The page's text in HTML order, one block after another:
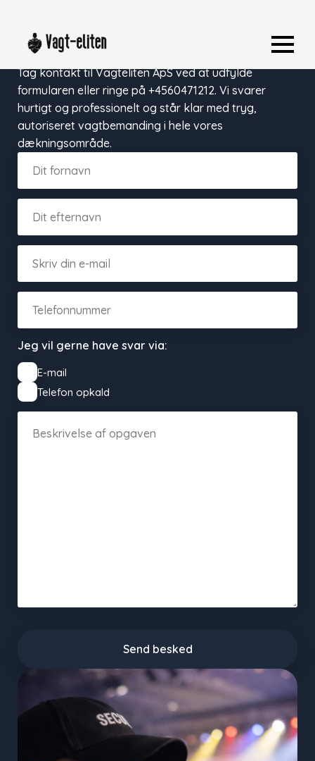
Tag kontakt til Vagteliten ApS
Tag kontakt til Vagteliten ApS ved at udfylde
formularen eller ringe på +4560471212. Vi svarer
hurtigt og professionelt og står klar med tryg,
autoriseret vagtbemanding i hele vores
dækningsområde.
Jeg vil gerne have svar via:
E-mail
Telefon opkald